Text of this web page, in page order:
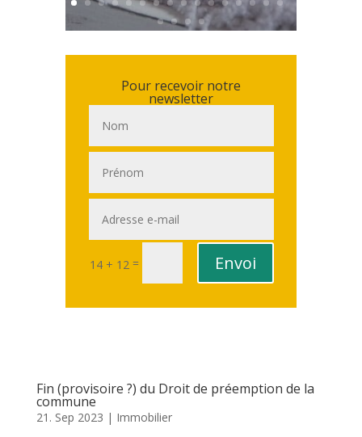
Pour recevoir notre
newsletter
14 + 12 = Envoi
Fin (provisoire ?) du Droit de préemption de la
commune
21. Sep 2023 | Immobilier